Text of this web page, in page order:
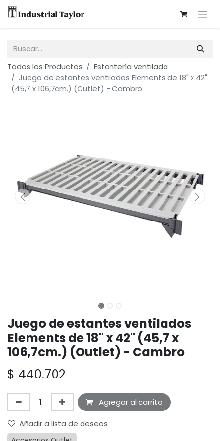
Todos los Productos
Estantería ventilada
Juego de estantes ventilados Elements de 18" x 42"
(45,7 x 106,7cm.) (Outlet) - Cambro
Juego de estantes ventilados
Elements de 18" x 42" (45,7 x
106,7cm.) (Outlet) - Cambro
$ 440.702
Agregar al carrito
Añadir a lista de deseos